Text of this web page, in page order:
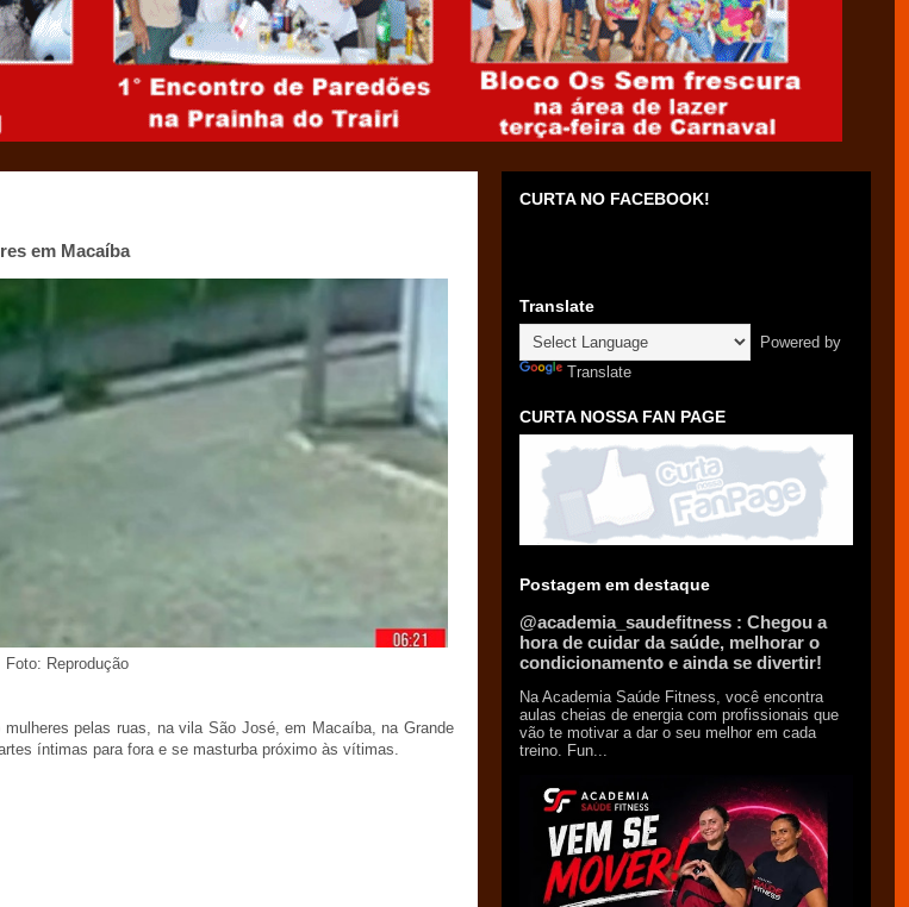
em Macaíba
Foto: Reprodução
mulheres pelas ruas, na vila São José, em Macaíba, na Grande
íntimas para fora e se masturba próximo às vítimas.
CURTA NO FACEBOOK!
Translate
Powered by
Translate
CURTA NOSSA FAN PAGE
Postagem em destaque
@academia_saudefitness : Chegou a
hora de cuidar da saúde, melhorar o
condicionamento e ainda se divertir!
Na Academia Saúde Fitness, você encontra
aulas cheias de energia com profissionais que
vão te motivar a dar o seu melhor em cada
treino. Fun...